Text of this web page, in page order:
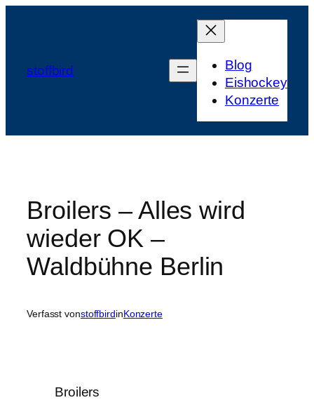
stoffbird
Blog
Eishockey
Konzerte
Broilers – Alles wird
wieder OK –
Waldbühne Berlin
Verfasst vonstoffbirdinKonzerte
Broilers